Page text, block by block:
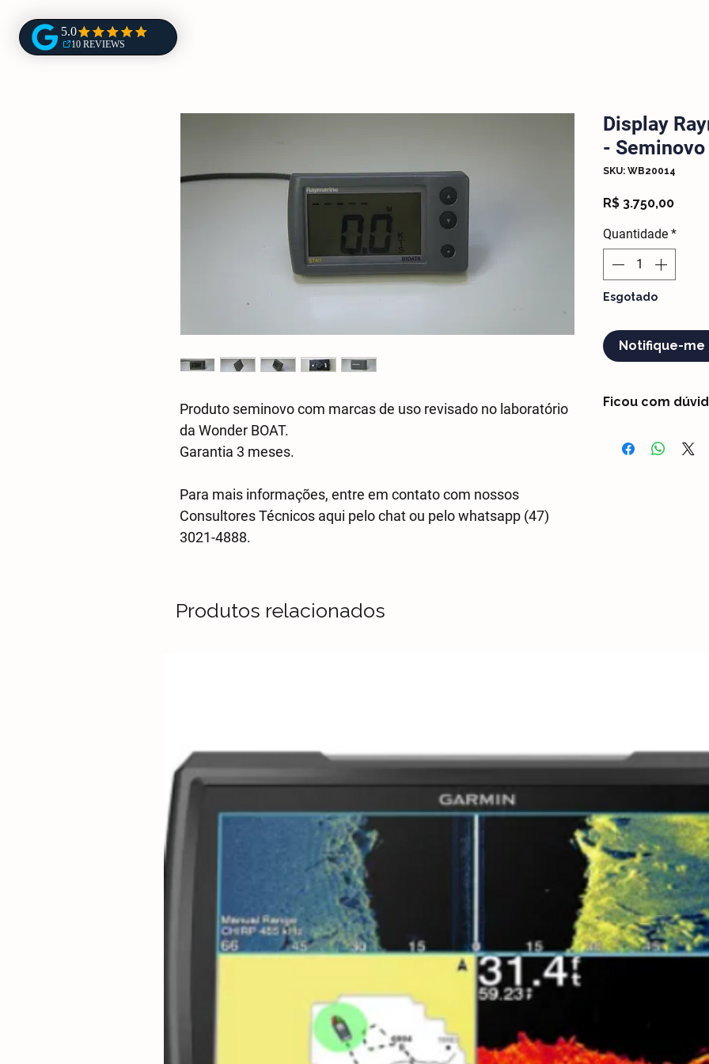
Produto seminovo com marcas de uso revisado no laboratório
da Wonder BOAT.
Garantia 3 meses.
Para mais informações, entre em contato com nossos
Consultores Técnicos aqui pelo chat ou pelo whatsapp (47)
3021-4888.
Display
- Seminovo
SKU: WB20014
R$ 3.750,00Preço
Quantidade *
Esgotado
Notifique-me
Ficou com
whtasapp (47)
Produtos relacionados